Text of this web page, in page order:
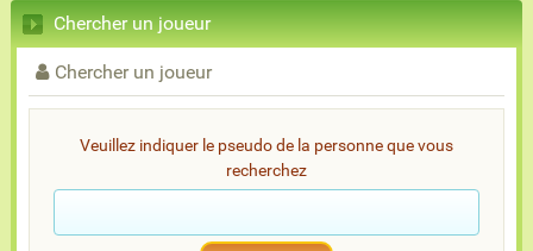
Chercher un joueur
Chercher un joueur
Veuillez indiquer le pseudo de la personne que vous
recherchez